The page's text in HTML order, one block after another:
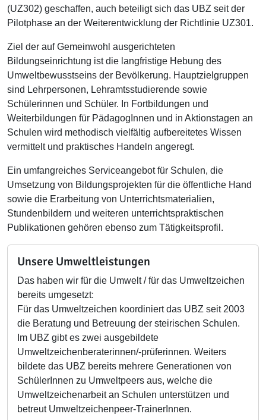
(UZ302) geschaffen, auch beteiligt sich das UBZ seit der
Pilotphase an der Weiterentwicklung der Richtlinie UZ301.
Ziel der auf Gemeinwohl ausgerichteten
Bildungseinrichtung ist die langfristige Hebung des
Umweltbewusstseins der Bevölkerung. Hauptzielgruppen
sind Lehrpersonen, Lehramtsstudierende sowie
Schülerinnen und Schüler. In Fortbildungen und
Weiterbildungen für PädagogInnen und in Aktionstagen an
Schulen wird methodisch vielfältig aufbereitetes Wissen
vermittelt und praktisches Handeln angeregt.
Ein umfangreiches Serviceangebot für Schulen, die
Umsetzung von Bildungsprojekten für die öffentliche Hand
sowie die Erarbeitung von Unterrichtsmaterialien,
Stundenbildern und weiteren unterrichtspraktischen
Publikationen gehören ebenso zum Tätigkeitsprofil.
Unsere Umweltleistungen
Das haben wir für die Umwelt / für das Umweltzeichen
bereits umgesetzt:
Für das Umweltzeichen koordiniert das UBZ seit 2003
die Beratung und Betreuung der steirischen Schulen.
Im UBZ gibt es zwei ausgebildete
Umweltzeichenberaterinnen/-prüferinnen. Weiters
bildete das UBZ bereits mehrere Generationen von
SchülerInnen zu Umweltpeers aus, welche die
Umweltzeichenarbeit an Schulen unterstützen und
betreut Umweltzeichenpeer-TrainerInnen.